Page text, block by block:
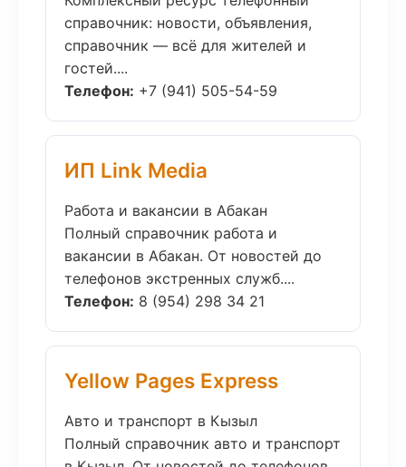
справочник: новости, объявления,
справочник — всё для жителей и
гостей....
Телефон: +7 (941) 505-54-59
ИП Link Media
Работа и вакансии в Абакан
Полный справочник работа и
вакансии в Абакан. От новостей до
телефонов экстренных служб....
Телефон: 8 (954) 298 34 21
Yellow Pages Express
Авто и транспорт в Кызыл
Полный справочник авто и транспорт